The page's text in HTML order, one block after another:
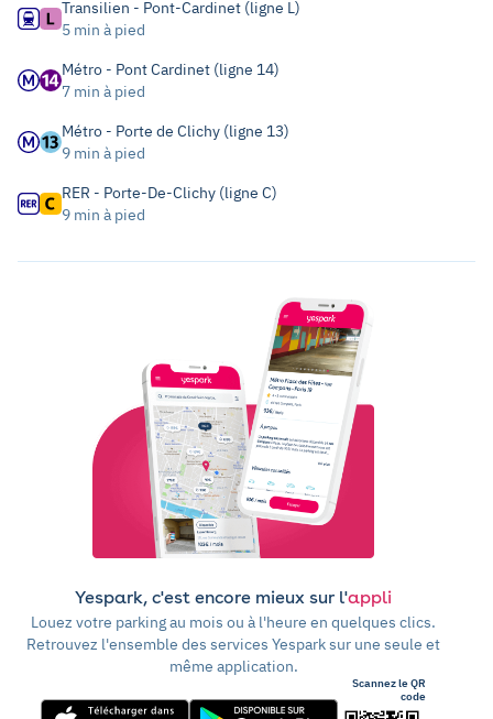
Transilien - Pont-Cardinet (ligne L)
5 min à pied
Métro - Pont Cardinet (ligne 14)
7 min à pied
Métro - Porte de Clichy (ligne 13)
9 min à pied
RER - Porte-De-Clichy (ligne C)
9 min à pied
Yespark, c'est encore mieux sur l'appli
Louez votre parking au mois ou à l'heure en quelques clics.
Retrouvez l'ensemble des services Yespark sur une seule et
même application.
Scannez le QR
code